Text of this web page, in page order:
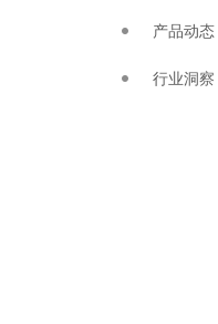
产品动态
行业洞察